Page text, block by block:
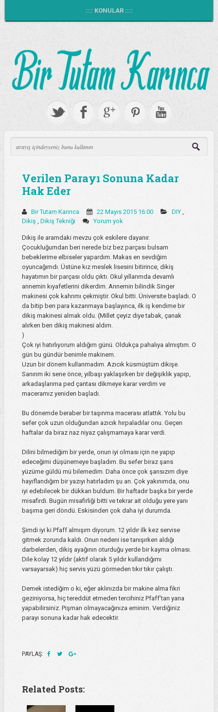
:::: KONULAR ::::
Verilen Parayı Sonuna Kadar
Hak Eder
Bir Tutam Karınca 22 Mayıs 2015 16:00 DIY
Dikiş
Dikiş Tekniği Yorum yok
Dikiş ile aramdaki mevzu çok eskilere dayanır.
Çocukluğumdan beri nerede biz bez parçası bulsam
bebeklerime elbiseler yapardım. Makas en sevdiğim
oyuncağımdı. Üstüne kız meslek lisesini bitirince, dikiş
hayatımın bir parçası oldu çıktı. Okul yıllarımda devamlı
annemin kıyafetlerini dikerdim. Annemin bilindik Singer
makinesi çok kahrımı çekmiştir. Okul bitti. Üniversite başladı. O
da bitip ben para kazanmaya başlayınca, ilk iş kendime bir
dikiş makinesi almak oldu. (Millet çeyiz diye tabak, çanak
alırken ben dikiş makinesi aldım.
)
Çok iyi hatırlıyorum aldığım günü. Oldukça pahalıya almıştım. O
gün bu gündür benimle makinem.
Uzun bir dönem kullanmadım. Azıcık küsmüştüm dikişe.
Sanırım iki sene önce, yılbaşı yaklaşırken bir değişiklik yapıp,
arkadaşlarıma ped çantası dikmeye karar verdim ve
maceramız yeniden başladı.
Bu dönemde beraber bir taşınma macerası atlattık. Yolu bu
sefer çok uzun olduğundan azıcık hırpaladılar onu. Geçen
haftalar da biraz naz niyaz çalışmamaya karar verdi.
Dilini bilmediğim bir yerde, onun iyi olması için ne yapıp
edeceğimi düşünemeye başladım. Bu sefer biraz şans
yüzüme güldü mü bilemedim. Daha önce çok şansızım diye
hayıflandığım bir yazıyı hatırladım şu an. Çok yakınımda, onu
iyi edebilecek bir dükkan buldum. Bir haftadır başka bir yerde
misafirdi. Bugün misafirliği bitti ve tekrar ait olduğu yere yanı
başıma geri döndü. Eskisinden çok daha iyi durumda.
Şimdi iyi ki Pfaff almışım diyorum. 12 yıldır ilk kez servise
gitmek zorunda kaldı. Onun nedeni ise tanışırken aldığı
darbelerden, dikiş ayağının oturduğu yerde bir kayma olması.
Dile kolay 12 yıldır (aktif olarak 5 yıldır kullandığımı
varsayarsak) hiç servis yüzü görmeden tıkır tıkır çalıştı.
Demek istediğim o ki, eğer aklınızda bir makine alma fikri
geziniyorsa, hiç tereddüt etmeden tercihiniz Pfaff'tan yana
yapabilirsiniz. Pişman olmayacağınıza eminim. Verdiğiniz
parayı sonuna kadar hak edecektir.
PAYLAŞ:
Related Posts: